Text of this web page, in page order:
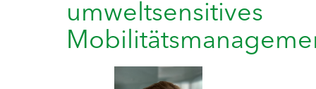
umweltsensitives